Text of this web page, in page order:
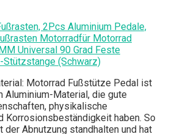
2Pcs Aluminium Pedale,
Motorradfür Motorrad
Universal 90 Grad Feste
Stützstange (Schwarz)
Motorrad Fußstütze Pedal ist
Aluminium-Material, die gute
physikalische
Korrosionsbeständigkeit haben. So
der Abnutzung standhalten und hat